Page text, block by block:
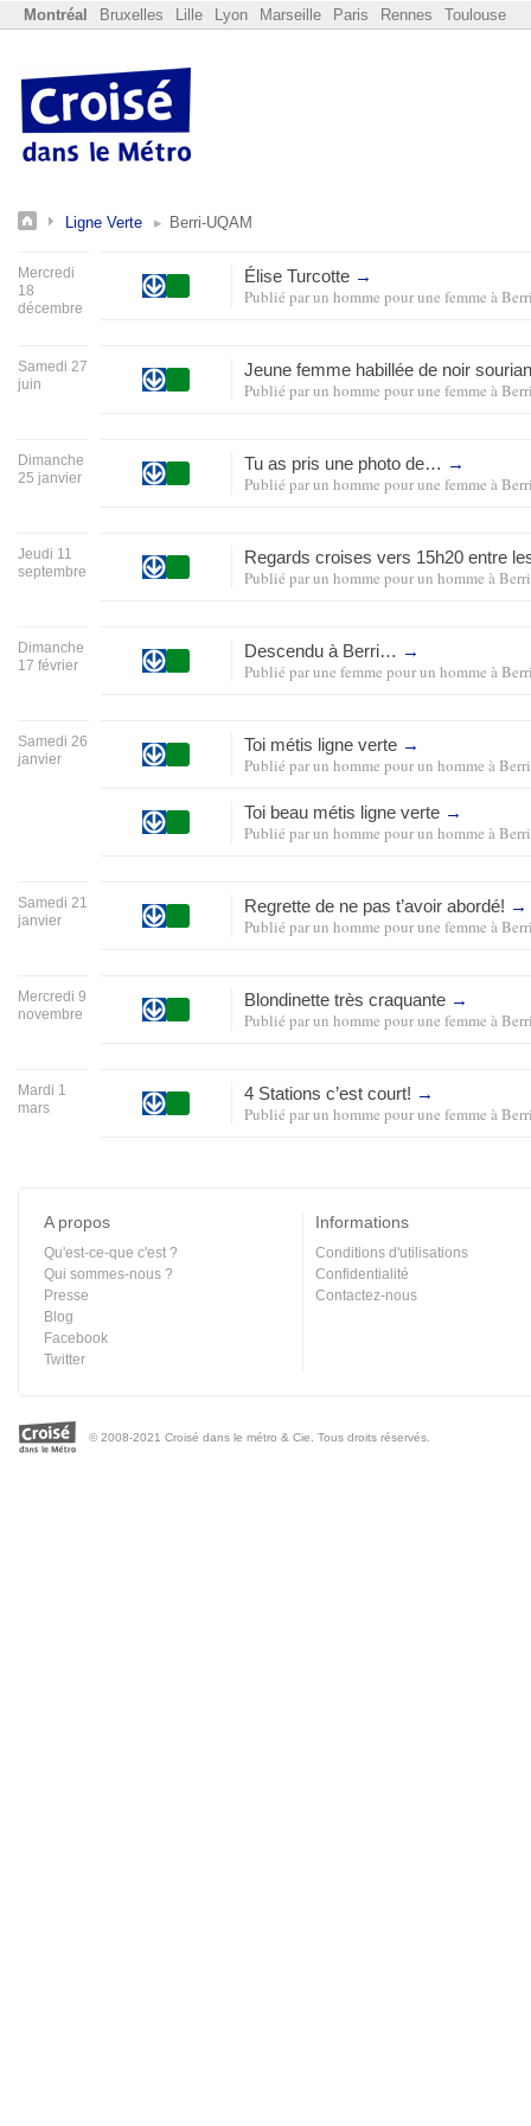
Montréal Bruxelles Lille Lyon Marseille Paris Rennes Toulouse
Ligne Verte Berri-UQAM
Mercredi
18
décembre
Élise Turcotte →
Publié parun homme pour une femme à
Samedi 27
juin
Jeune femme habillée de noir
Publié parun homme pour une femme à
Dimanche
25 janvier
Tu as pris une photo de… →
Publié parun homme pour une femme à
Jeudi 11
septembre
Regards croises vers 15h20 entre
Publié parun homme pour un homme à
Dimanche
17 février
Descendu à Berri… →
Publié parune femme pour un homme à
Samedi 26
janvier
Toi métis ligne verte →
Publié parun homme pour un homme à
Toi beau métis ligne verte →
Publié parun homme pour un homme à
Samedi 21
janvier
Regrette de ne pas t’avoir abordé! →
Publié parun homme pour une femme à
Mercredi 9
novembre
Blondinette très craquante →
Publié parun homme pour une femme à
Mardi 1
mars
4 Stations c’est court! →
Publié parun homme pour une femme à
A propos
Qu'est-ce-que c'est ?
Qui sommes-nous ?
Presse
Blog
Facebook
Twitter
Informations
Conditions d'utilisations
Confidentialité
Contactez-nous
© 2008-2021 Croisé dans le métro & Cie. Tous droits réservés.